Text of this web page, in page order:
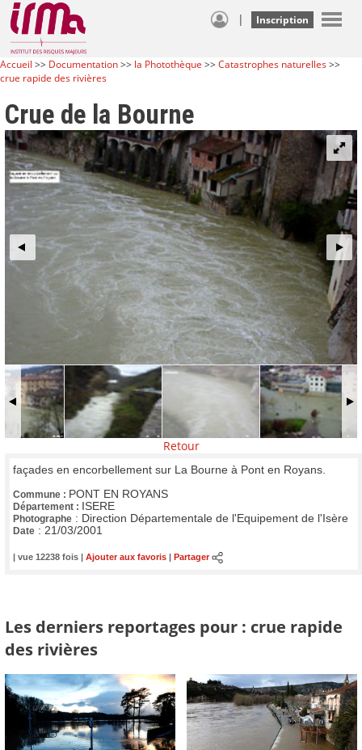
| Inscription
Accueil >> Documentation>> la Photothèque >>Catastrophes naturelles>>
crue rapide des rivières
Crue de la Bourne
Retour
façades en encorbellement sur La Bourne à Pont en Royans.
Commune : PONT EN ROYANS
Département : ISERE
Photographe : Direction Départementale de l'Equipement de l'Isère
Date : 21/03/2001
| vue 12238 fois | Ajouter aux favoris Partager
Les derniers reportages pour : crue rapide
des rivières